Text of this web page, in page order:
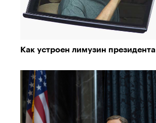
Как устроен лимузин президента